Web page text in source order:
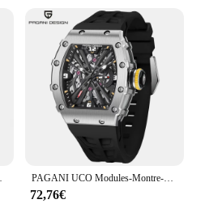
1701, 2024 PAGANI UCO Modules-Montre-bracelet à quartz étanche pour homme, VH65, verre saphir, boîtier en acier inoxydable, décontracté, nouveau, 2024
72,76€